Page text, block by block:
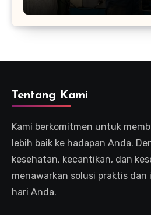
Tentang Kami
Kami berkomitmen untuk
lebih baik ke hadapan Anda.
kesehatan, kecantikan, dan
menawarkan solusi praktis
hari Anda.